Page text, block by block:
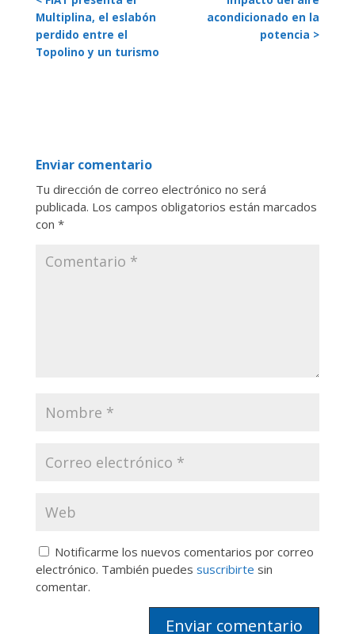
Multiplina, el eslabón
perdido entre el
Topolino y un turismo
acondicionado en la
potencia >
Enviar comentario
Tu dirección de correo electrónico no será
publicada. Los campos obligatorios están marcados
con *
Notificarme los nuevos comentarios por correo
electrónico. También puedes suscribirte sin
comentar.